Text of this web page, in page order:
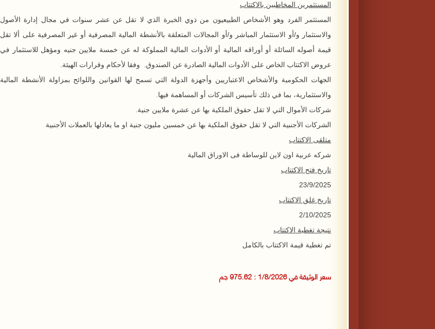
المستثمرين المخاطبين بالاكتتاب
المستثمر الفرد وهو الأشخاص الطبيعيون من ذوي الخبرة الذي لا تقل عن عشر سنوات في مجال إدارة الأصول
والاستثمار و/أو الاستثمار المباشر و/أو المجالات المتعلقة بالأنشطة المالية المصرفية أو غير المصرفية على ألا تقل
قيمة أصوله السائلة أو أوراقه المالية أو الأدوات المالية المملوكة له عن خمسة ملايين جنيه ومؤهل للاستثمار في
عروض الاكتتاب الخاص على الأدوات المالية الصادرة عن الصندوق. وفقا لأحكام وقرارات الهيئة.
الجهات الحكومية والأشخاص الاعتباريين وأجهزة الدولة التي تسمح لها القوانين واللوائح بمزاولة الأنشطة المالية
والاستثمارية، بما في ذلك تأسيس الشركات أو المساهمة فيها.
شركات الأموال التي لا تقل حقوق الملكية بها عن عشرة ملايين جنية.
الشركات الأجنبية التي لا تقل حقوق الملكية بها عن خمسين مليون جنية او ما يعادلها بالعملات الأجنبية
متلقى الاكتتاب
شركه عربية اون لاين للوساطة فى الاوراق المالية
تاريخ فتح الاكتتاب
23/9/2025
تاريخ غلق الاكتتاب
2/10/2025
نتيجة تغطية الاكتتاب
تم تغطية قيمة الاكتتاب بالكامل
سعر الوثيقة في 1/8/2026 : 975.62 جم